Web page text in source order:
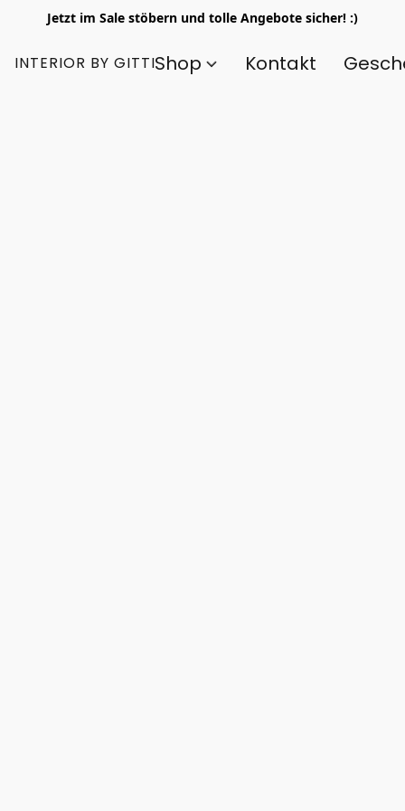
Jetzt im Sale stöbern und tolle Angebote sicher! :)
INTERIOR BY GITTIShop Kontakt